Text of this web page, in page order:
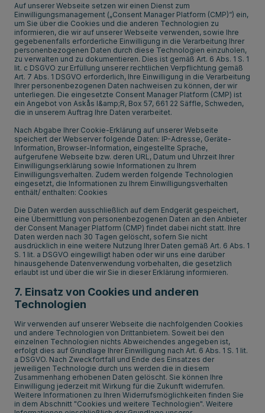
Auf unserer Webseite setzen wir einen Dienst zum
Einwilligungsmanagement („Consent Manager Platform (CMP)“) ein,
um Sie über die Cookies und die anderen Technologien zu
informieren, die wir auf unserer Webseite verwenden, sowie Ihre
gegebenenfalls erforderliche Einwilligung in die Verarbeitung Ihrer
personenbezogenen Daten durch diese Technologien einzuholen,
zu verwalten und zu dokumentieren. Dies ist gemäß Art. 6 Abs. 1 S. 1
lit. c DSGVO zur Erfüllung unserer rechtlichen Verpflichtung gemäß
Art. 7 Abs. 1 DSGVO erforderlich, Ihre Einwilligung in die Verarbeitung
Ihrer personenbezogenen Daten nachweisen zu können, der wir
unterliegen. Die eingesetzte Consent Manager Platform (CMP) ist
ein Angebot von Askås I&amp;R, Box 57, 661 22 Säffle, Schweden,
die in unserem Auftrag Ihre Daten verarbeitet.
Nach Abgabe Ihrer Cookie-Erklärung auf unserer Webseite
speichert der Webserver folgende Daten: IP-Adresse, Geräte-
Information, Browser-Information, eingestellte Sprache,
aufgerufene Webseite bzw. deren URL, Datum und Uhrzeit Ihrer
Einwilligungserklärung sowie Informationen zu Ihrem
Einwilligungsverhalten. Zudem werden folgende Technologien
eingesetzt, die Informationen zu Ihrem Einwilligungsverhalten
enthält/ enthalten: Cookies
Die Daten werden ausschließlich auf dem Endgerät gespeichert,
eine Übermittlung von personenbezogenen Daten an den Anbieter
der Consent Manager Platform (CMP) findet dabei nicht statt. Ihre
Daten werden nach 30 Tagen gelöscht, sofern Sie nicht
ausdrücklich in eine weitere Nutzung Ihrer Daten gemäß Art. 6 Abs. 1
S. 1 lit. a DSGVO eingewilligt haben oder wir uns eine darüber
hinausgehende Datenverwendung vorbehalten, die gesetzlich
erlaubt ist und über die wir Sie in dieser Erklärung informieren.
7. Einsatz von Cookies und anderen
Technologien
Wir verwenden auf unserer Webseite die nachfolgenden Cookies
und andere Technologien von Drittanbietern. Soweit bei den
einzelnen Technologien nichts Abweichendes angegeben ist,
erfolgt dies auf Grundlage Ihrer Einwilligung nach Art. 6 Abs. 1 S. 1 lit.
a DSGVO. Nach Zweckfortfall und Ende des Einsatzes der
jeweiligen Technologie durch uns werden die in diesem
Zusammenhang erhobenen Daten gelöscht. Sie können Ihre
Einwilligung jederzeit mit Wirkung für die Zukunft widerrufen.
Weitere Informationen zu Ihren Widerrufsmöglichkeiten finden Sie
in dem Abschnitt "Cookies und weitere Technologien". Weitere